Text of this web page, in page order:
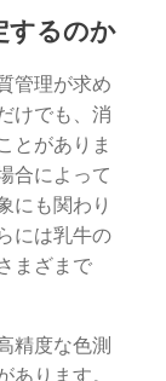
するのか
管理が求め
けでも、消
とがありま
合によって
にも関わり
には乳牛の
まざまで
精度な色測
ります。